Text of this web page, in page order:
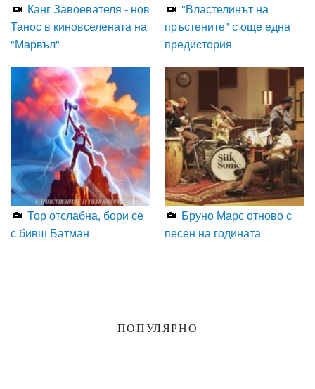
Канг Завоевателя - нов
Танос в киновселената на
"Марвъл"
"Властелинът на
пръстените" с още една
предистория
Тор отслабна, бори се
с бивш Батман
Бруно Марс отново с
песен на годината
ПОПУЛЯРНО